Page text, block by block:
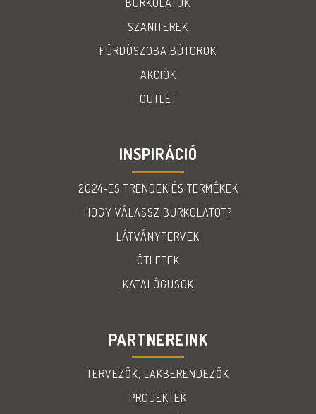
BURKOLATOK
SZANITEREK
FÜRDÖSZOBA BÚTOROK
AKCIÓK
OUTLET
INSPIRÁCIÓ
2024-ES TRENDEK ÉS TERMÉKEK
HOGY VÁLASSZ BURKOLATOT?
LÁTVÁNYTERVEK
ÖTLETEK
KATALÓGUSOK
PARTNEREINK
TERVEZŐK, LAKBERENDEZŐK
PROJEKTEK